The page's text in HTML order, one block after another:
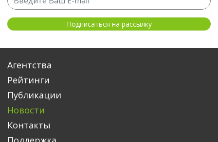
Агентства
Рейтинги
Публикации
Новости
Контакты